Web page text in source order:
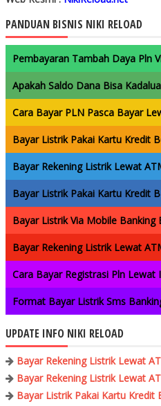
PANDUAN BISNIS NIKI RELOAD
Pembayaran Tambah Daya Pln
Apakah Saldo Dana Bisa
Cara Bayar PLN Pasca Bayar
Bayar Listrik Pakai Kartu Kredit
Bayar Rekening Listrik Lewat
Bayar Listrik Pakai Kartu Kredit
Bayar Listrik Via Mobile Banking
Bayar Rekening Listrik Lewat
Cara Bayar Registrasi Pln
Format Bayar Listrik Sms
UPDATE INFO NIKI RELOAD
Bayar Rekening Listrik Lewat
Bayar Rekening Listrik Lewat
Bayar Listrik Pakai Kartu Kredit